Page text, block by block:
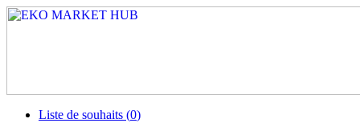
Liste de souhaits (0)